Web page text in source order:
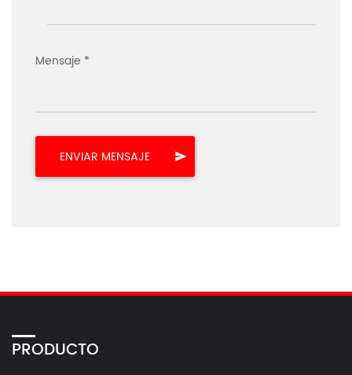
Mensaje *
PRODUCTO